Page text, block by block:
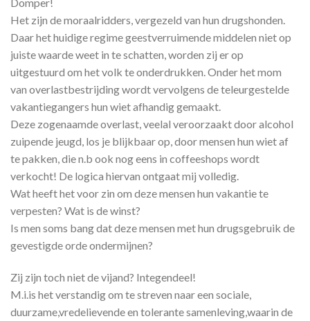
Het zijn de moraalridders, vergezeld van hun drugshonden.
Daar het huidige regime geestverruimende middelen niet op
juiste waarde weet in te schatten, worden zij er op
uitgestuurd om het volk te onderdrukken. Onder het mom
van overlastbestrijding wordt vervolgens de teleurgestelde
vakantiegangers hun wiet afhandig gemaakt.
Deze zogenaamde overlast, veelal veroorzaakt door alcohol
zuipende jeugd, los je blijkbaar op, door mensen hun wiet af
te pakken, die n.b ook nog eens in coffeeshops wordt
verkocht! De logica hiervan ontgaat mij volledig.
Wat heeft het voor zin om deze mensen hun vakantie te
verpesten? Wat is de winst?
Is men soms bang dat deze mensen met hun drugsgebruik de
gevestigde orde ondermijnen?
Zij zijn toch niet de vijand? Integendeel!
M.i.is het verstandig om te streven naar een sociale,
duurzame,vredelievende en tolerante samenleving,waarin de